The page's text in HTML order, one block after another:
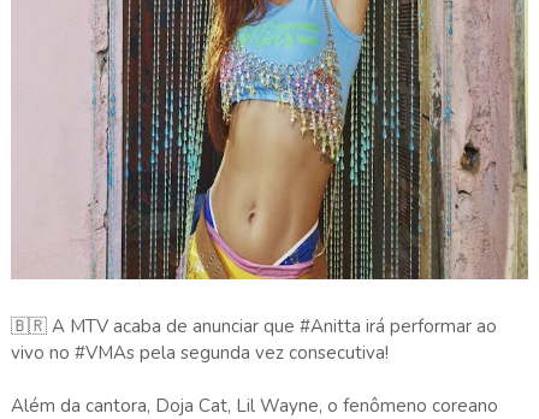
🇧🇷 A MTV acaba de anunciar que #Anitta irá performar ao
vivo no #VMAs pela segunda vez consecutiva!
Além da cantora, Doja Cat, Lil Wayne, o fenômeno coreano